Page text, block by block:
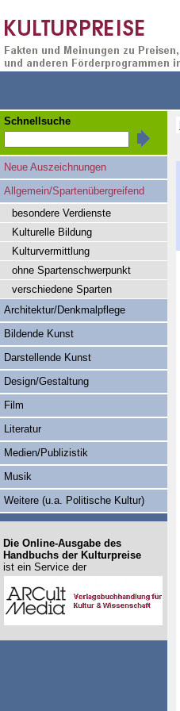
Schnellsuche
Neue Auszeichnungen
Allgemein/Spartenübergreifend
besondere Verdienste
Kulturelle Bildung
Kulturvermittlung
ohne Spartenschwerpunkt
verschiedene Sparten
Architektur/Denkmalpflege
Bildende Kunst
Darstellende Kunst
Design/Gestaltung
Film
Literatur
Medien/Publizistik
Musik
Weitere (u.a. Politische Kultur)
Die Online-Ausgabe des
Handbuchs der Kulturpreise
ist ein Service der